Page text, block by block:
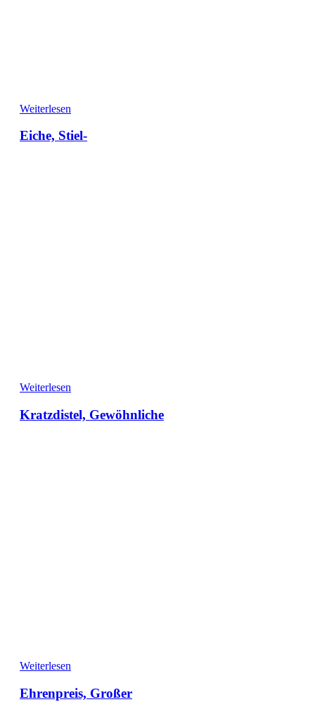
Weiterlesen
Eiche, Stiel-
Weiterlesen
Kratzdistel, Gewöhnliche
Weiterlesen
Ehrenpreis, Großer